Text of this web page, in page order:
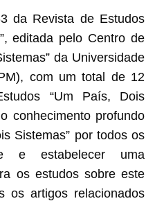
da Revista de Estudos
editada pelo Centro de
da Universidade
com um total de 12
“Um País, Dois
conhecimento profundo
Sistemas” por todos os
e estabelecer uma
os estudos sobre este
os artigos relacionados